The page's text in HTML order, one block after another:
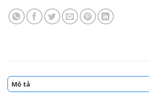
Mô tả